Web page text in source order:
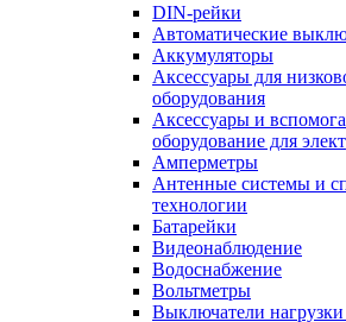
DIN-рейки
Автоматические
Аккумуляторы
Аксессуары для
оборудования
Аксессуары и
оборудование для
Амперметры
Антенные системы и
технологии
Батарейки
Видеонаблюдение
Водоснабжение
Вольтметры
Выключатели